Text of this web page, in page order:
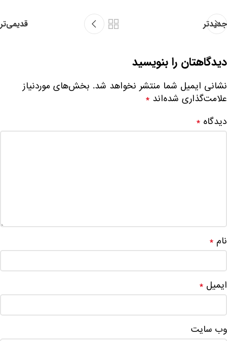
جدیدتر قدیمی‌تر
دیدگاهتان را بنویسید
نشانی ایمیل شما منتشر نخواهد شد. بخش‌های موردنیاز
علامت‌گذاری شده‌اند *
دیدگاه *
نام *
ایمیل *
وب‌ سایت